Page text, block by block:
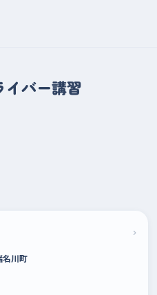
イバー講習
›
名川町